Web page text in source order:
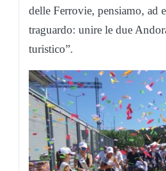
delle Ferrovie, pensiamo, ad
traguardo: unire le due
turistico”.